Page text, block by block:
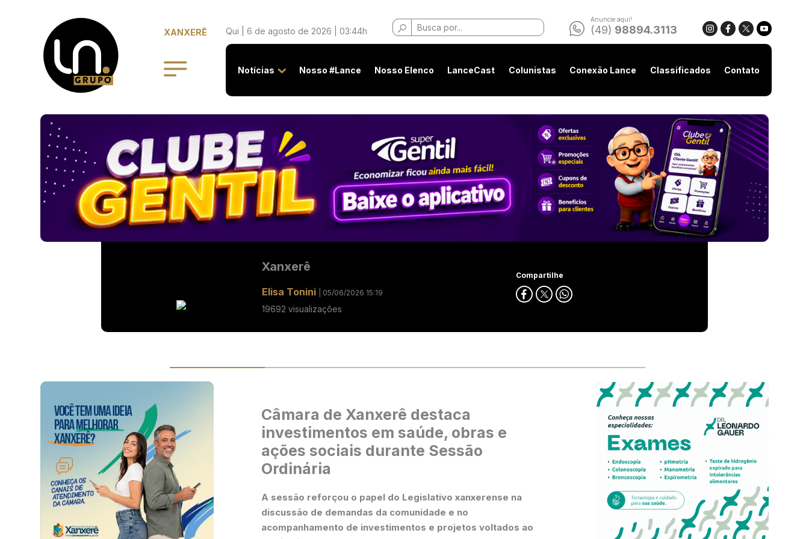
XANXERÊ Qui | 6 de agosto de 2026 | 03:44h
Buscar
por:
Anuncie aqui!
(49) 98894.3113
Notícias Nosso #Lance Nosso Elenco LanceCast Colunistas Conexão Lance Classificados Contato
Xanxerê
Elisa Tonini | 05/06/2026 15:19
19692 visualizações
Compartilhe
Câmara de Xanxerê destaca
investimentos em saúde, obras e
ações sociais durante Sessão
Ordinária
A sessão reforçou o papel do Legislativo xanxerense na
discussão de demandas da comunidade e no
acompanhamento de investimentos e projetos voltados ao